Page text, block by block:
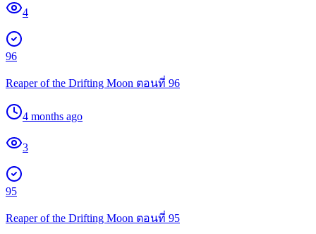
4
96
Reaper of the Drifting Moon ตอนที่ 96
4 months ago
3
95
Reaper of the Drifting Moon ตอนที่ 95